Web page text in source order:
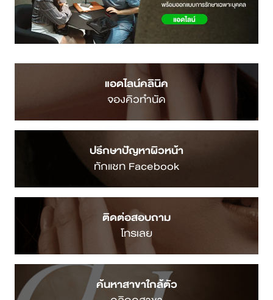
แอดไลน์คลินิค
จองคิวทำนัด
ปรึกษาปัญหาผิวหน้า
ทักแชท Facebook
ติดต่อสอบถาม
โทรเลย
ค้นหาสาขาใกล้ตัว